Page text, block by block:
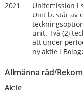
2021
Unitemission i
Unit består av
unit. Två (2)
att under
ny aktie i
Allmänna råd/
Aktie